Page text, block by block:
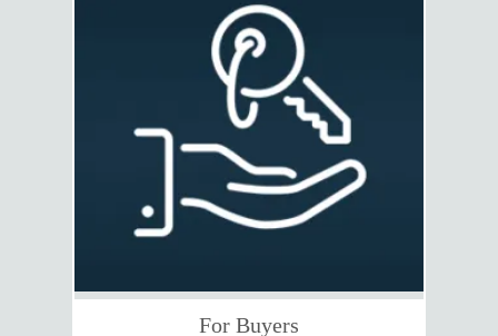
For Buyers